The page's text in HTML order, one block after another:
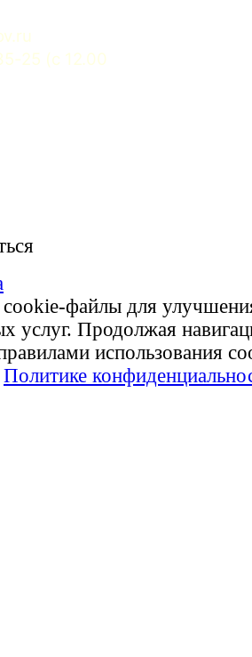
25 (c 12.00
файлы для
услуг. Продолжая
использования
Политике